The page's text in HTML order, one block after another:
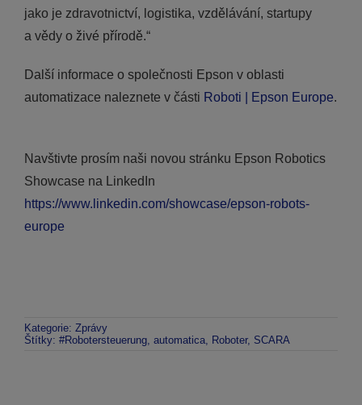
jako je zdravotnictví, logistika, vzdělávání, startupy
a vědy o živé přírodě.“
Další informace o společnosti Epson v oblasti
automatizace naleznete v části Roboti | Epson Europe.
Navštivte prosím naši novou stránku Epson Robotics
Showcase na LinkedIn
https://www.linkedin.com/showcase/epson-robots-
europe
Kategorie: Zprávy
Štítky: #Robotersteuerung, automatica, Roboter, SCARA